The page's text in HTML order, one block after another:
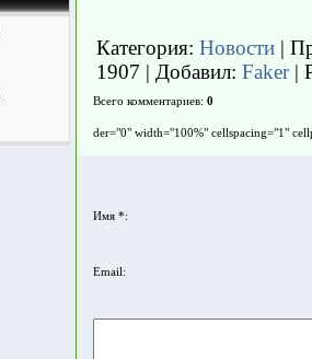
Категория: Новости |
1907 | Добавил: Faker|
Всего комментариев: 0
der="0" width="100%" cellspacing="1"
Имя *:
Email: